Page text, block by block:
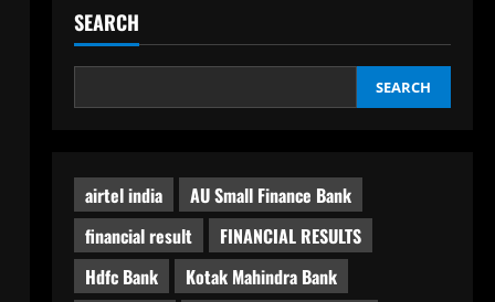
SEARCH
SEARCH
airtel india
AU Small Finance Bank
financial result
FINANCIAL RESULTS
Hdfc Bank
Kotak Mahindra Bank